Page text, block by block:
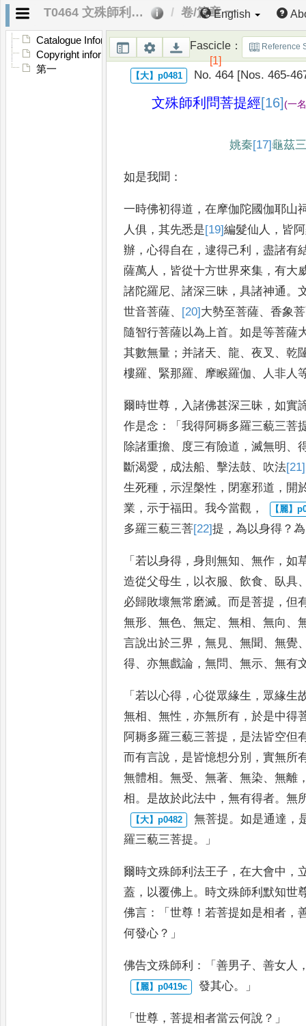
T0464 文殊師利問菩提經 卷/篇章 一
English
Catalogue Information
Copyright information
第一
Fascicle：
[1]
Reference
No. 464 [Nos. 465-
文殊師利問菩提經[16](一
姚秦[17]龜茲
如是我聞 ：
一時佛初得道 ，在摩伽陀國伽耶山
人俱 ，其先悉是[19]編髮仙人 ， 皆
辦 ，心得自在 ，逮得己利 ，盡諸有
薩萬人 ， 皆從十方世界來集 ，有大
諸陀羅尼、諸深三昧 ，具諸神通。
世音菩薩、 [20] 大勢至菩薩、香象
隨智行菩薩以為上首。如是等菩薩
其數無量 ； 并諸天、龍、夜叉 、乾
樓羅、 緊那羅、 摩睺羅伽、 人非人
爾時世尊 ， 入諸佛甚深三昧 ，如實
作是念 ：「我得阿耨多羅三藐三菩
除諸重擔、 度三有險道 ，滅無明 、
斷渴愛 ， 成法船、 擊法鼓、 吹法[21]
生死種 ，示涅槃性 ， 閉塞邪道 ， 開
業 ，示于福田 。我今當觀 ，
多羅三藐三菩[22]提 ，為以身得 ？為
「若以身得 ，身則無知、無作 ，如
造從父母生 ， 以衣服 、飲食、 臥具
必歸敗壞無常磨滅。 而是菩提 ，但
無形、無色、無定 、無相 、無向 、
言說出於三界 ，無見、無聞 、無覺
得、亦無戲論 ，無問 、無示、無有
「若以心得 ，心從眾緣生 ， 眾緣生
無相 、無性 ，亦無所有 ，於是中得
阿耨多羅三藐三菩提 ， 是法皆空但
而有言說 ， 是皆憶想分別 ，實無所
無體相 。無受、無著、無染、無離
相 。 是故於此法中 ，無有得者。無
無菩提。如是通達 ，
羅三藐三菩提。」
爾時文殊師利法王子 ，在大會中 ，
蓋 ， 以覆佛上。 時文殊師利默知世
佛言 ：「世尊 ！若菩提如是相者 ，
何發心 ？」
佛告文殊師利 ：「善男子、善女人
發其心。」
「世尊 ，菩提相者當云何說 ？」